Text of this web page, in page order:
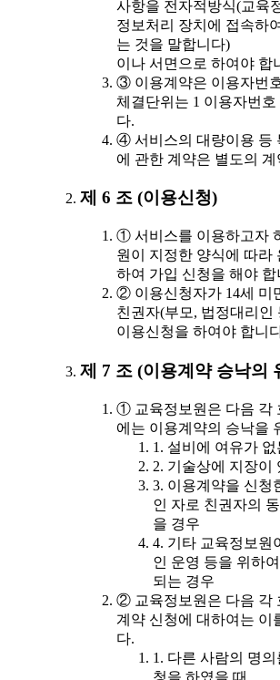
사항을 전자적방식(교육
정보처리 장치에 접속하
는 것을 말합니다)
이나 서면으로 하여야 합
③ 이용계약은 이용자번
체결단위는 1 이용자번호
다.
④ 서비스의 대량이용 등
에 관한 계약은 별도의
제 6 조 (이용신청)
① 서비스를 이용하고자
원이 지정한 양식에 따라
하여 가입 신청을 해야 합
② 이용신청자가 14세 미
친권자(부모, 법정대리인
이용신청을 하여야 합니
제 7 조 (이용계약 승낙의
① 교육정보원은 다음 각
에는 이용계약의 승낙을
1. 설비에 여유가 없
2. 기술상에 지장이
3. 이용계약을 신청
인 자로 친권자의
을 경우
4. 기타 교육정보원
인 운영 등을 위하
되는 경우
② 교육정보원은 다음 각
계약 신청에 대하여는 이
다.
1. 다른 사람의 명
청을 하였을 때